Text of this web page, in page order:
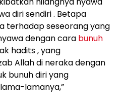
diri sendiri . Betapa
terhadap seseorang yang
dengan cara bunuh
hadits , yang
Allah di neraka dengan
bunuh diri yang
lamanya,”